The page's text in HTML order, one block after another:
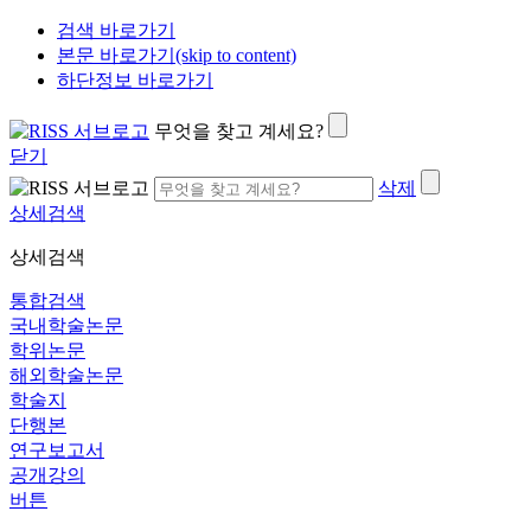
검색 바로가기
본문 바로가기(skip to content)
하단정보 바로가기
무엇을 찾고 계세요?
닫기
삭제
상세검색
상세검색
통합검색
국내학술논문
학위논문
해외학술논문
학술지
단행본
연구보고서
공개강의
버튼